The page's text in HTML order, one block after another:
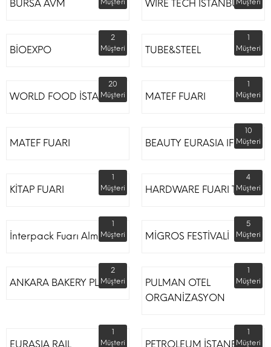
BURSA AVM
Müşteri
WIRE TECH ISTANBULMüşteri
BİOEXPO
2
Müşteri
TUBE&STEEL
1
Müşteri
WORLD FOOD İSTANBUL
20
Müşteri
MATEF FUARI
1
Müşteri
MATEF FUARI BEAUTY EURASIA IFM
10
Müşteri
KİTAP FUARI
1
Müşteri
HARDWARE FUARI TÜYAP
4
Müşteri
İnterpack Fuarı Almanya
1
Müşteri
MİGROS FESTİVALİ
5
Müşteri
ANKARA BAKERY PLUS
2
Müşteri
PULMAN OTEL
ORGANİZASYON
1
Müşteri
EURASIA RAIL
1
Müşteri
PETROLEUM İSTANBUL
1
Müşteri